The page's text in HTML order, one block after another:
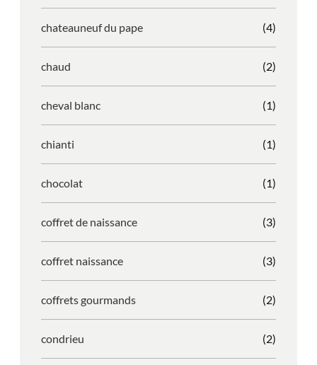
chateauneuf du pape (4)
chaud (2)
cheval blanc (1)
chianti (1)
chocolat (1)
coffret de naissance (3)
coffret naissance (3)
coffrets gourmands (2)
condrieu (2)